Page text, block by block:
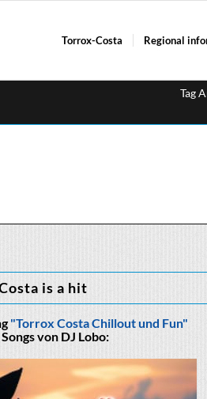
Torrox-Costa Regional
Tag
is a hit
"Torrox Costa Chillout und Fun"
von DJ Lobo: